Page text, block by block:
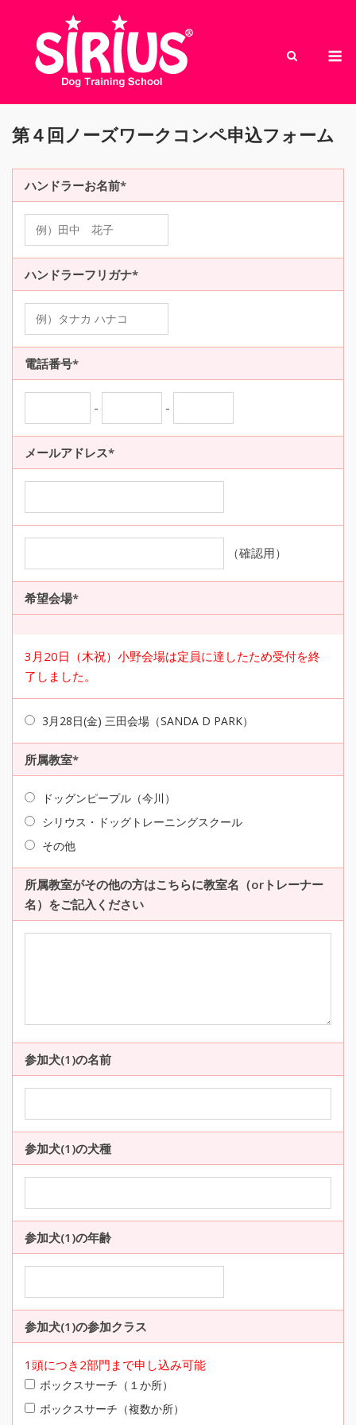
content
第４回ノーズワークコンペ申込フォーム
ハンドラーお名前*
ハンドラーフリガナ*
電話番号*
- -
メールアドレス*
（確認用）
希望会場*
3月20日（木祝）小野会場は定員に達したため受付を終
了しました。
3月28日(金) 三田会場（SANDA D PARK）
所属教室*
ドッグンピープル（今川）
シリウス・ドッグトレーニングスクール
その他
所属教室がその他の方はこちらに教室名（orトレーナー
名）をご記入ください
参加犬(1)の名前
参加犬(1)の犬種
参加犬(1)の年齢
参加犬(1)の参加クラス
1頭につき2部門まで申し込み可能
ボックスサーチ（１か所）
ボックスサーチ（複数か所）